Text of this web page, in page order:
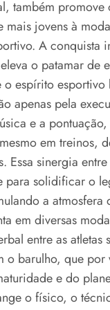
também
jovens à
A conquista
o patamar
espírito
apenas pela
e a
em treinos,
sinergia
para solidificar o
a
em diversas
entre as atletas
barulho, que por
e do
o físico, o